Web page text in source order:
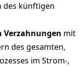
des künftigen
Verzahnungen mit
des gesamten,
im Strom-,